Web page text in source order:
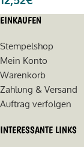
EINKAUFEN
Stempelshop
Mein Konto
Warenkorb
Zahlung & Versand
Auftrag verfolgen
INTERESSANTE LINKS